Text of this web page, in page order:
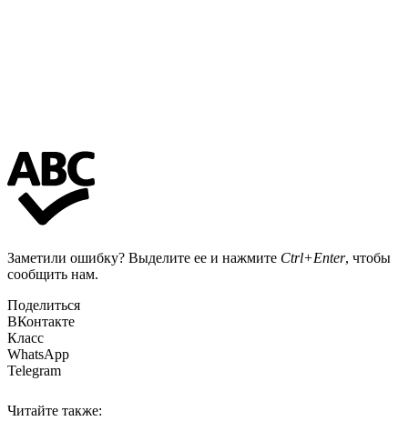
Заметили ошибку? Выделите ее и нажмите Ctrl+Enter, чтобы
сообщить нам.
Поделиться
ВКонтакте
Класс
WhatsApp
Telegram
Читайте также: